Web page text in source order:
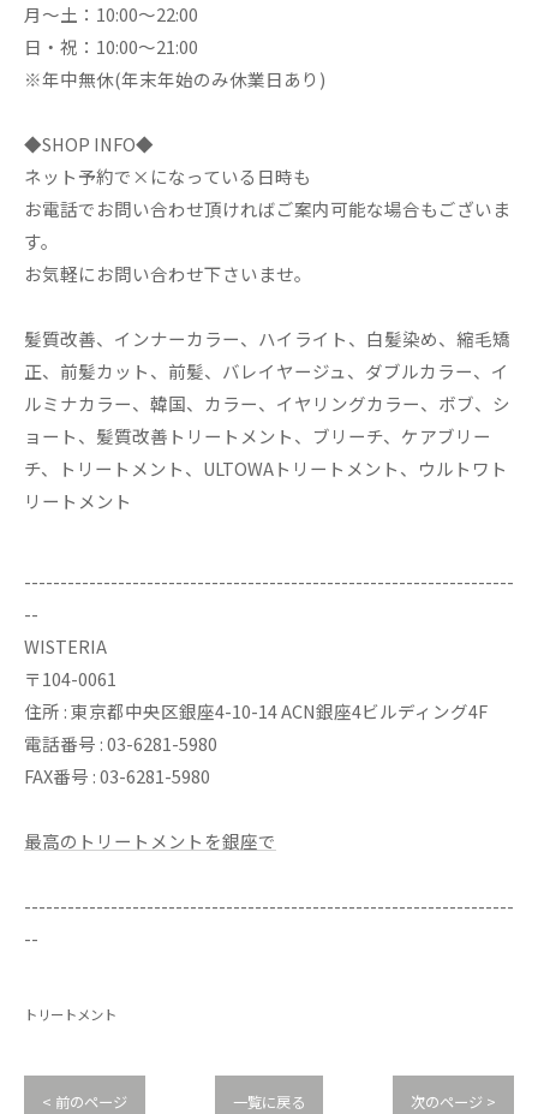
月～土：10:00～22:00
日・祝：10:00～21:00
※年中無休(年末年始のみ休業日あり)
◆SHOP INFO◆
ネット予約で×になっている日時も
お電話でお問い合わせ頂ければご案内可能な場合もございま
す。
お気軽にお問い合わせ下さいませ。
髪質改善、インナーカラー、ハイライト、白髪染め、縮毛矯
正、前髪カット、前髪、バレイヤージュ、ダブルカラー、イ
ルミナカラー、韓国、カラー、イヤリングカラー、ボブ、シ
ョート、髪質改善トリートメント、ブリーチ、ケアブリー
チ、トリートメント、ULTOWAトリートメント、ウルトワト
リートメント
--------------------------------------------------------------------
--
WISTERIA
〒104-0061
住所 : 東京都中央区銀座4-10-14 ACN銀座4ビルディング4F
電話番号 : 03-6281-5980
FAX番号 : 03-6281-5980
最高のトリートメントを銀座で
--------------------------------------------------------------------
--
トリートメント
< 前のページ 一覧に戻る 次のページ >